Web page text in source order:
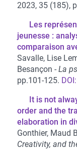
2023, 35 (185),
Les
jeunesse :
comparaison
Savalle, Lise
Besançon
La
pp.101-125.
It is not
order and the
elaboration in
Gonthier, Maud
Creativity, and